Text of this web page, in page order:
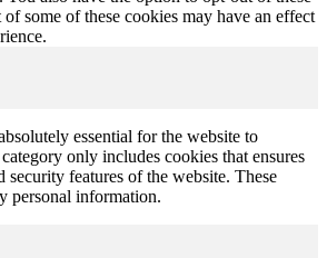
some of these cookies may have an effect
essential for the website to
only includes cookies that ensures
security features of the website. These
personal information.